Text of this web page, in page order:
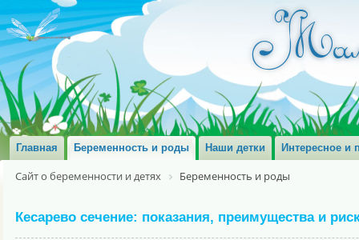
Главная Беременность и роды Наши детки Интересное и
Сайт о беременности и детях Беременность и роды
Кесарево сечение: показания, преимущества и